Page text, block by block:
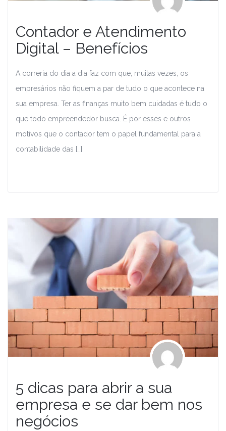
Contador e Atendimento
Digital – Benefícios
A correria do dia a dia faz com que, muitas vezes, os
empresários não fiquem a par de tudo o que acontece na
sua empresa. Ter as finanças muito bem cuidadas é tudo o
que todo empreendedor busca. É por esses e outros
motivos que o contador tem o papel fundamental para a
contabilidade das […]
5 dicas para abrir a sua
empresa e se dar bem nos
negócios